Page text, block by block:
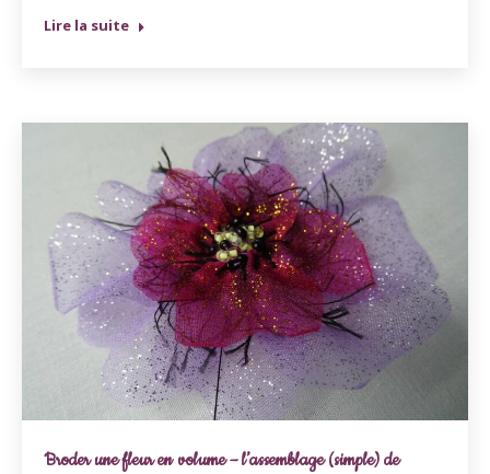
Lire la suite
Broder une fleur en volume – l’assemblage (simple) de